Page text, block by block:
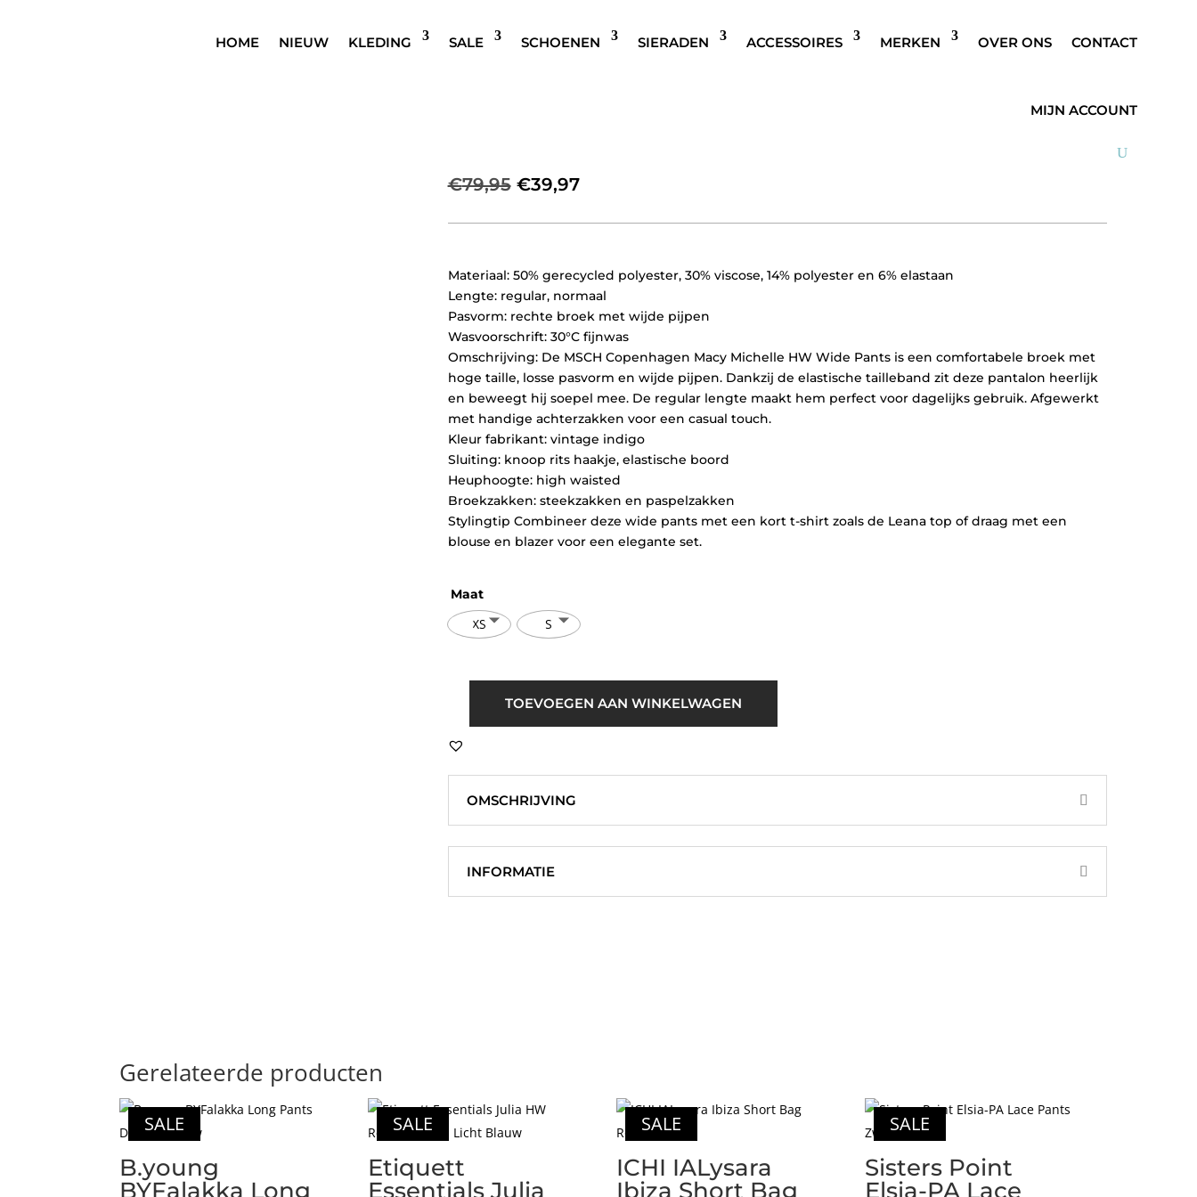
HOME NIEUW KLEDING SALE SCHOENEN SIERADEN ACCESSOIRES MERKEN OVER ONS CONTACT
MIJN ACCOUNT
€79,95 Oorspronkelijke
was:
€39,97Huidige
is:
Materiaal: 50% gerecycled polyester, 30% viscose, 14% polyester en 6% elastaan
Lengte: regular, normaal
Pasvorm: rechte broek met wijde pijpen
Wasvoorschrift: 30°C fijnwas
Omschrijving: De MSCH Copenhagen Macy Michelle HW Wide Pants is een comfortabele broek met
hoge taille, losse pasvorm en wijde pijpen. Dankzij de elastische tailleband zit deze pantalon heerlijk
en beweegt hij soepel mee. De regular lengte maakt hem perfect voor dagelijks gebruik. Afgewerkt
met handige achterzakken voor een casual touch.
Kleur fabrikant: vintage indigo
Sluiting: knoop rits haakje, elastische boord
Heuphoogte: high waisted
Broekzakken: steekzakken en paspelzakken
Stylingtip Combineer deze wide pants met een kort t-shirt zoals de Leana top of draag met een
blouse en blazer voor een elegante set.
Maat
XS S
Macy
Michelle
HW
aantal
TOEVOEGEN AAN WINKELWAGEN
OMSCHRIJVING
INFORMATIE
Gerelateerde producten
SALE
B.young
BYFalakka Long
SALE
Etiquett
Essentials Julia
SALE
ICHI IALysara
Ibiza Short Bag
SALE
Sisters Point
Elsia-PA Lace